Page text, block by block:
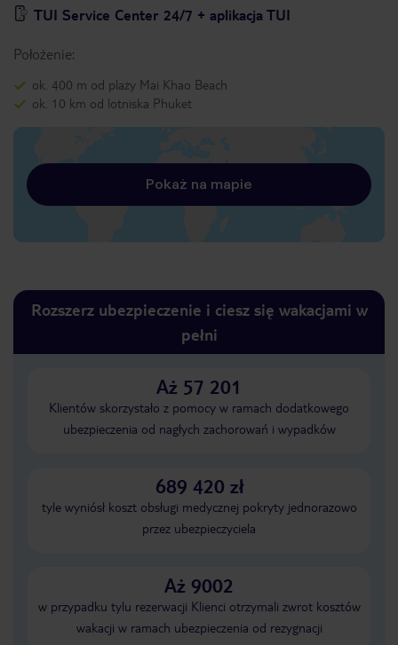
TUI Service Center 24/7 + aplikacja TUI
Położenie:
ok. 400 m od plaży Mai Khao Beach
ok. 10 km od lotniska Phuket
Pokaż na mapie
Rozszerz ubezpieczenie i ciesz się wakacjami w
pełni
Aż 57 201
Klientów skorzystało z pomocy w ramach dodatkowego
ubezpieczenia od nagłych zachorowań i wypadków
689 420 zł
tyle wyniósł koszt obsługi medycznej pokryty jednorazowo
przez ubezpieczyciela
Aż 9002
w przypadku tylu rezerwacji Klienci otrzymali zwrot kosztów
wakacji w ramach ubezpieczenia od rezygnacji